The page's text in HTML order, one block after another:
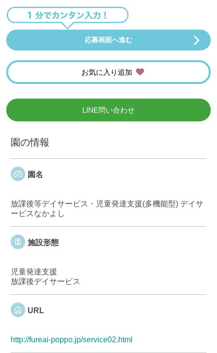
応募画面へ進む
お気に入り追加
LINE問い合わせ
園の情報
園名
放課後等デイサービス・児童発達支援(多機能型) デイサ
ービスなかよし
施設形態
児童発達支援
放課後デイサービス
URL
http://fureai-poppo.jp/service02.html